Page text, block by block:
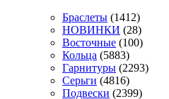
Браслеты (1412)
НОВИНКИ (28)
Восточные (100)
Кольца (5883)
Гарнитуры (2293)
Серьги (4816)
Подвески (2399)